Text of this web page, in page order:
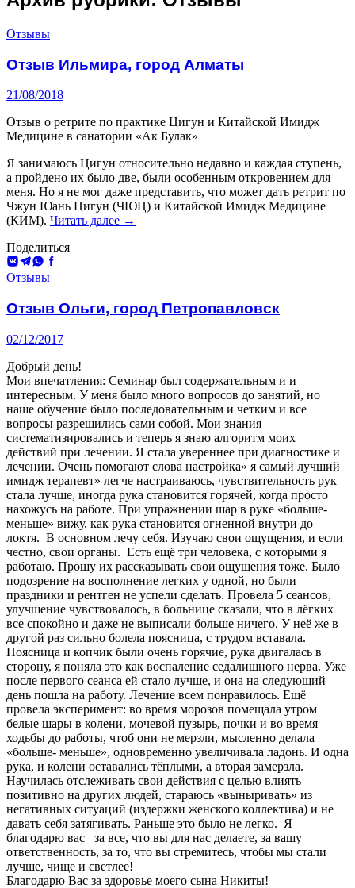
Отзывы
Отзыв Ильмира, город Алматы
21/08/2018
Отзыв о ретрите по практике Цигун и Китайской Имидж
Медицине в санатории «Ак Булак»
Я занимаюсь Цигун относительно недавно и каждая ступень,
а пройдено их было две, были особенным откровением для
меня. Но я не мог даже представить, что может дать ретрит по
Чжун Юань Цигун (ЧЮЦ) и Китайской Имидж Медицине
(КИМ). Читать далее Отзыв
→
Поделиться
ВКонтакте
Telegram
WhatsApp
Facebook
Отзывы
Отзыв Ольги, город Петропавловск
02/12/2017
Добрый день!
Мои впечатления: Семинар был содержательным и и
интересным. У меня было много вопросов до занятий, но
наше обучение было последовательным и четким и все
вопросы разрешились сами собой. Мои знания
систематизировались и теперь я знаю алгоритм моих
действий при лечении. Я стала увереннее при диагностике и
лечении. Очень помогают слова настройка» я самый лучший
имидж терапевт» легче настраиваюсь, чувствительность рук
стала лучше, иногда рука становится горячей, когда просто
нахожусь на работе. При упражнении шар в руке «больше-
меньше» вижу, как рука становится огненной внутри до
локтя. В основном лечу себя. Изучаю свои ощущения, и если
честно, свои органы. Есть ещё три человека, с которыми я
работаю. Прошу их рассказывать свои ощущения тоже. Было
подозрение на восполнение легких у одной, но были
праздники и рентген не успели сделать. Провела 5 сеансов,
улучшение чувствовалось, в больнице сказали, что в лёгких
все спокойно и даже не выписали больше ничего. У неё же в
другой раз сильно болела поясница, с трудом вставала.
Поясница и копчик были очень горячие, рука двигалась в
сторону, я поняла это как воспаление седалищного нерва. Уже
после первого сеанса ей стало лучше, и она на следующий
день пошла на работу. Лечение всем понравилось. Ещё
провела эксперимент: во время морозов помещала утром
белые шары в колени, мочевой пузырь, почки и во время
ходьбы до работы, чтоб они не мерзли, мысленно делала
«больше- меньше», одновременно увеличивала ладонь. И одна
рука, и колени оставались тёплыми, а вторая замерзла.
Научилась отслеживать свои действия с целью влиять
позитивно на других людей, стараюсь «выныривать» из
негативных ситуаций (издержки женского коллектива) и не
давать себя затягивать. Раньше это было не легко. Я
благодарю вас за все, что вы для нас делаете, за вашу
ответственность, за то, что вы стремитесь, чтобы мы стали
лучше, чище и светлее!
Благодарю Вас за здоровье моего сына Никиты!